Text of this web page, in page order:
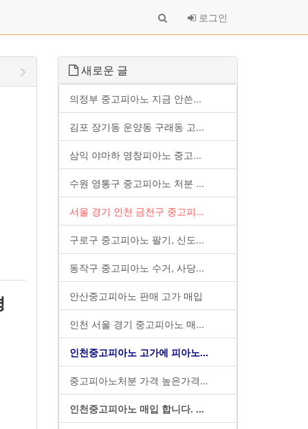
로그인
새로운 글
의정부 중고피아노 지금 안쓴...
김포 장기동 운양동 구래동 고...
삼익 야마하 영창피아노 중고...
수원 영통구 중고피아노 처분 ...
서울 경기 인천 금천구 중고피...
구로구 중고피아노 팔기, 신도...
동작구 중고피아노 수거, 사당...
안산중고피아노 판매 고가 매입
인천 서울 경기 중고피아노 매...
인천중고피아노 고가에 피아노...
중고피아노처분 가격 높은가격...
인천중고피아노 매입 합니다. ...